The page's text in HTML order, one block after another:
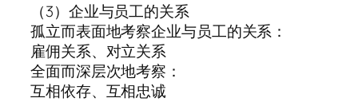
（3）企业与员工的关系
孤立而表面地考察企业与员工的关系：
雇佣关系、对立关系
全面而深层次地考察：
互相依存、互相忠诚